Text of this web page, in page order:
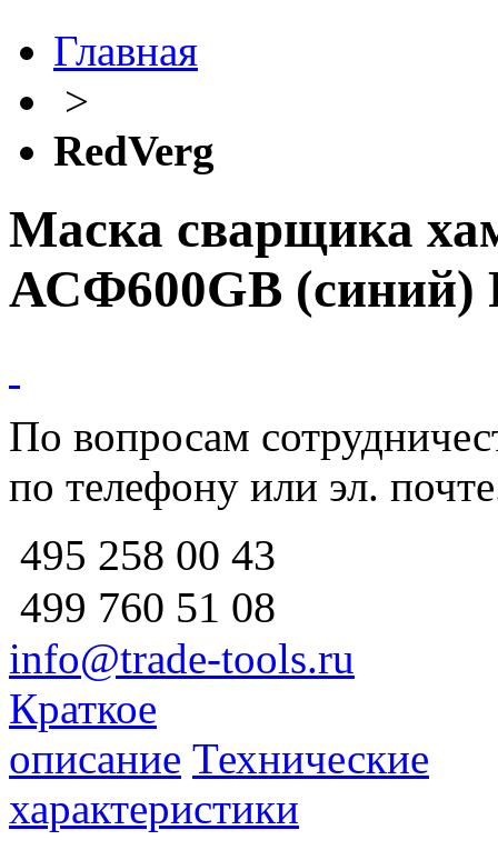
Главная
>
RedVerg
Маска сварщика
АСФ600GB (синий)
По вопросам
по телефону или эл.
495 258 00 43
499 760 51 08
info@trade-tools.ru
Краткое
описание Технические
характеристики